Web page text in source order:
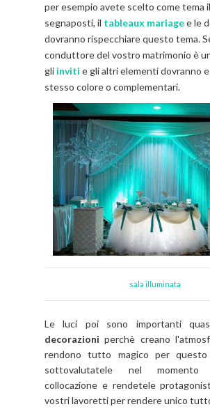
per esempio avete scelto come tema il
segnaposti, il tableaux mariagee le
dovranno rispecchiare questo tema.
conduttore del vostro matrimonio è
gli inviti e gli altri elementi dovranno
stesso colore o complementari.
sala illuminata
Le luci poi sono importanti
decorazioniperchè creano
rendono tutto magico per
sottovalutatele nel
collocazione e rendetele
vostri lavoretti per rendere unico